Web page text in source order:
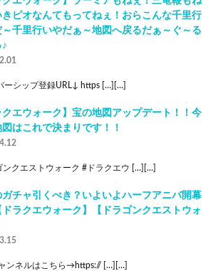
きピオなんてもってねぇ！おらこんな千里行
～千里行いやだぁ～地図へ戻るだぁ～ぐ～る
ーシップ登録URL↓ https […][…]
クエウォーク】宝の地図アップデート！！今
はこれで決まりです！！
ンクエストウォーク #ドラクエウ […][…]
ガチャ引くべき？いよいよハーフアニバ開幕
ドラクエウォーク】【ドラゴンクエストウォ
ンネルはこちら→https:// […][…]